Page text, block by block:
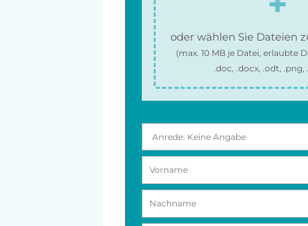
oder wählen Sie Dateien
(max.10 MB je Datei, erlaubte
.doc, .docx, .odt, .png,